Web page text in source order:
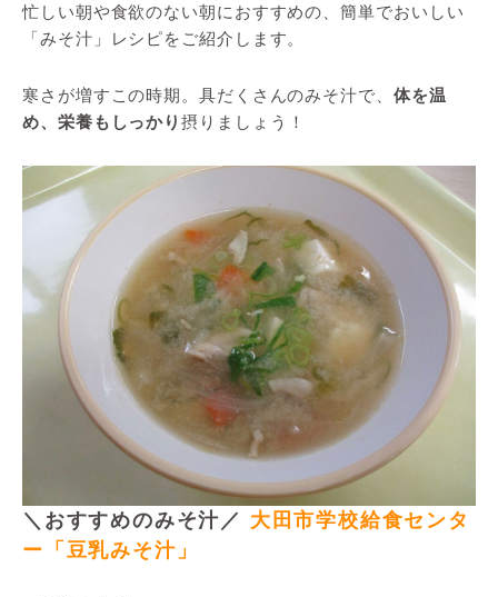
忙しい朝や食欲のない朝におすすめの、簡単でおいしい
「みそ汁」レシピをご紹介します。
寒さが増すこの時期。具だくさんのみそ汁で、 体を温
め、栄養もしっかり摂りましょう！
＼おすすめのみそ汁／ 大田市学校給食センタ
ー「豆乳みそ汁」